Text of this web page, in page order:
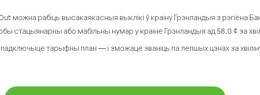
можна рабіць высакаякасныя выклікі ў краіну Грэнландыя з рэгіёна
стацыянарны або мабільны нумар у краіне Грэнландыя ад 58.0 ¢ за
тарыфны план — і зможаце званіць па лепшых цэнах за